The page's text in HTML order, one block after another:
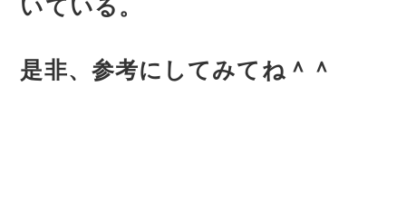
いている。
是非、参考にしてみてね＾＾